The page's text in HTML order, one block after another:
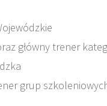
główny trener
grup